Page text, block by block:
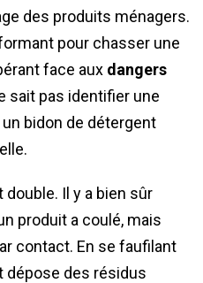
des produits ménagers.
pour chasser une
face aux dangers
sait pas identifier une
un bidon de détergent
double. Il y a bien sûr
produit a coulé, mais
contact. En se faufilant
dépose des résidus